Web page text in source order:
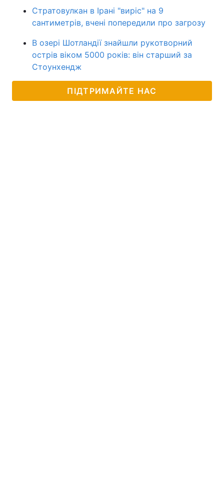
Стратовулкан в Ірані "виріс" на 9
сантиметрів, вчені попередили про загрозу
В озері Шотландії знайшли рукотворний
острів віком 5000 років: він старший за
Стоунхендж
ПІДТРИМАЙТЕ НАС